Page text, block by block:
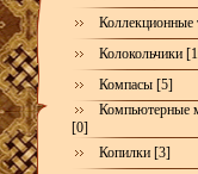
Коллекционные
Колокольчики
Компасы [5]
Компьютерные
[0]
Копилки [3]